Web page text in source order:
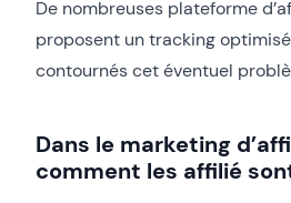
De nombreuses plateforme
proposent un tracking
contournés cet éventuel
Dans le marketing
comment les affilié